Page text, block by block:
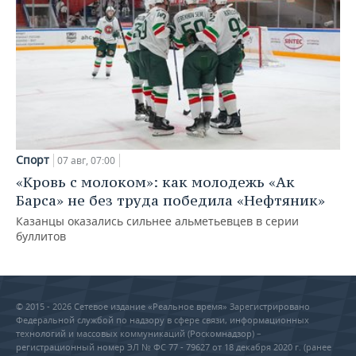
Спорт 07 авг, 07:00
«Кровь с молоком»: как молодежь «Ак
Барса» не без труда победила «Нефтяник»
Казанцы оказались сильнее альметьевцев в серии
буллитов
© 2015 - 2026 Сетевое издание «Реальное время» Зарегистрировано
Федеральной службой по надзору в сфере связи, информационных
технологий и массовых коммуникаций (Роскомнадзор) –
регистрационный номер ЭЛ № ФС 77 - 79627 от 18 декабря 2020 г. (ранее